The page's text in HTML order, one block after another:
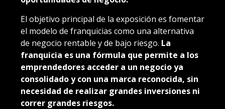
El objetivo principal de la exposición es fomentar
el modelo de franquicias como una alternativa
de negocio rentable y de bajo riesgo. La
franquicia es una fórmula que permite a los
emprendedores acceder a un negocio ya
consolidado y con una marca reconocida, sin
necesidad de realizar grandes inversiones ni
correr grandes riesgos.